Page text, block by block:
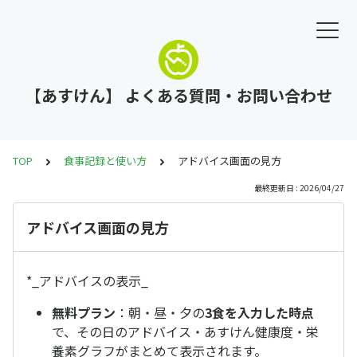
【あすけん】 よくある質問・お問い合わせ
TOP 食事記録と使い方 アドバイス画面の見方
最終更新日 : 2026/04/27
アドバイス画面の見方
*_アドバイスの表示_
無料プラン ：朝・昼・夕の3食を入力した時点
で、その日のアドバイス・あすけん健康度・栄
養素グラフがまとめて表示されます。